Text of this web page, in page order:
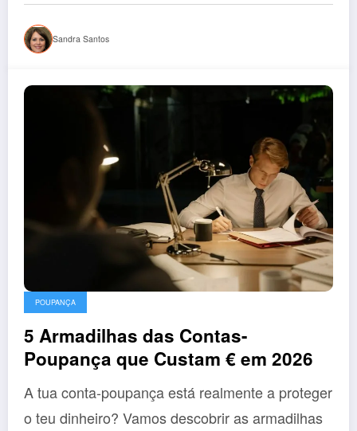
Sandra Santos
POUPANÇA
5 Armadilhas das Contas-
Poupança que Custam € em 2026
A tua conta-poupança está realmente a proteger
o teu dinheiro? Vamos descobrir as armadilhas